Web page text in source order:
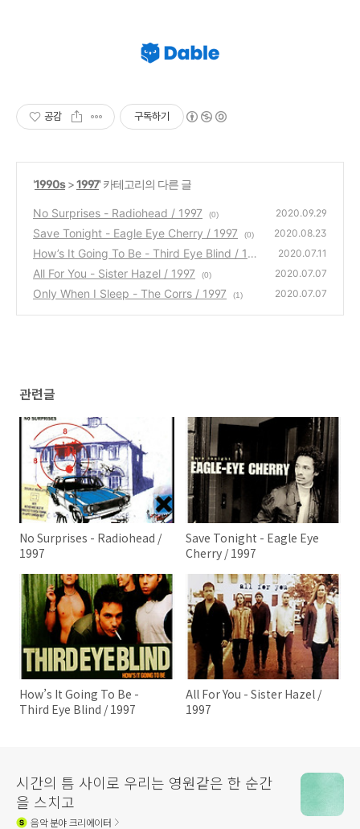
공감 구독하기
'1990s>1997' 카테고리의 다른 글
No Surprises - Radiohead / 1997 (0) 2020.09.29
Save Tonight - Eagle Eye Cherry / 1997 (0) 2020.08.23
How’s It Going To Be - Third Eye Blind / 199
7
(0)
2020.07.11
All For You - Sister Hazel / 1997 (0) 2020.07.07
Only When I Sleep - The Corrs / 1997 (1) 2020.07.07
관련글
No Surprises - Radiohead /
1997
Save Tonight - Eagle Eye
Cherry / 1997
How’s It Going To Be -
Third Eye Blind / 1997
All For You - Sister Hazel /
1997
시간의 틈 사이로 우리는 영원같은 한 순간
을 스치고
음악분야 크리에이터